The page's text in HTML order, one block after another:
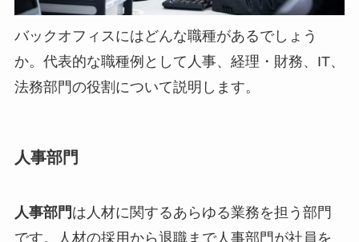
バックオフィスにはどんな職種があるでしょう
か。代表的な職種例として人事、経理・財務、IT、
法務部門の役割について説明します。
人事部門
人事部門 は人材に関するあらゆる業務を担う部門
です。人材の採用から退職まで人事部門が社員を